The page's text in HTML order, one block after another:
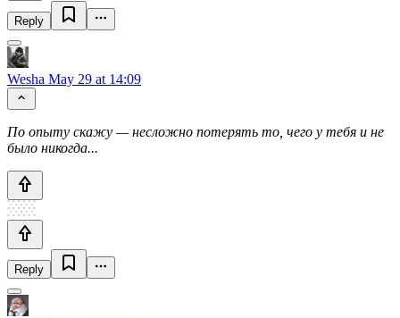
Reply
Wesha May 29 at 14:09
По опыту скажу — несложно потерять то, чего у тебя и не
было никогда...
Reply